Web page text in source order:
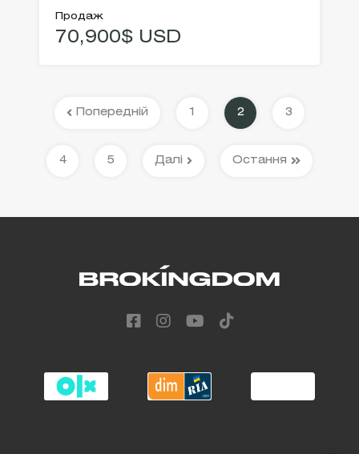
Продаж
70,900$ USD
Попередній 1 2 3
4 5 Далі Остання